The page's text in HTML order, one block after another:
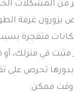
من المشكلات
يزورون غرفة
متفجرة
مثبت في منزلك، أو
بدورها تحرص على
وقت ممكن.